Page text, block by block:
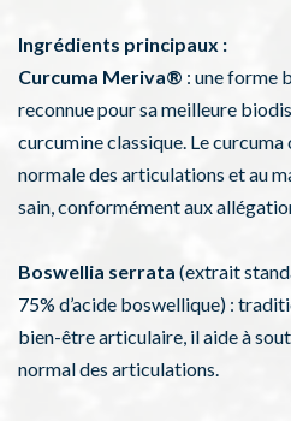
Ingrédients principaux :
Curcuma Meriva® : une forme
reconnue pour sa meilleure
curcumine classique. Le
normale des articulations et au
sain, conformément aux
Boswellia serrata (extrait
75% d’acide boswellique) :
bien-être articulaire, il aide à
normal des articulations.